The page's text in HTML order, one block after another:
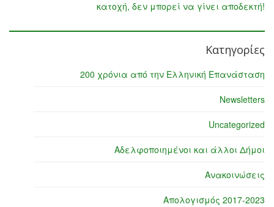
κατοχή, δεν μπορεί να γίνει αποδεκτή!
Κατηγορίες
200 χρόνια από την Ελληνική Επανάσταση
Newsletters
Uncategorized
Αδελφοποιημένοι και άλλοι Δήμοι
Ανακοινώσεις
Απολογισμός 2017-2023